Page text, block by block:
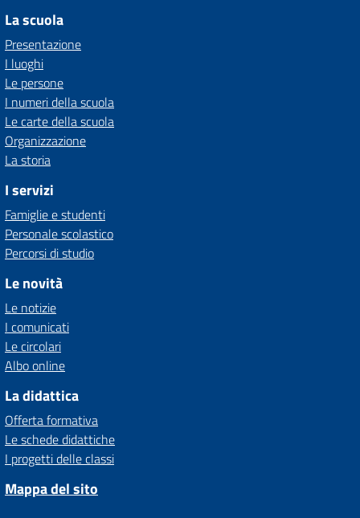
La scuola
Presentazione
I luoghi
Le persone
I numeri della scuola
Le carte della scuola
Organizzazione
La storia
I servizi
Famiglie e studenti
Personale scolastico
Percorsi di studio
Le novità
Le notizie
I comunicati
Le circolari
Albo online
La didattica
Offerta formativa
Le schede didattiche
I progetti delle classi
Mappa del sito